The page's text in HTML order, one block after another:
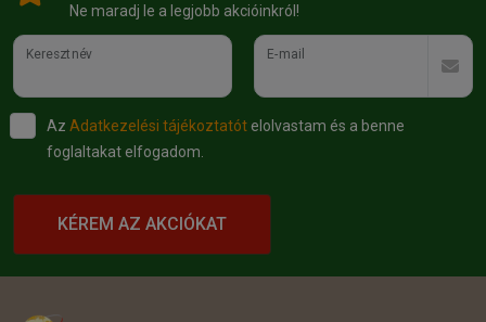
Ne maradj le a legjobb akcióinkról!
Keresztnév E-mail
Az Adatkezelési tájékoztatót elolvastam és a benne
foglaltakat elfogadom.
KÉREM AZ AKCIÓKAT